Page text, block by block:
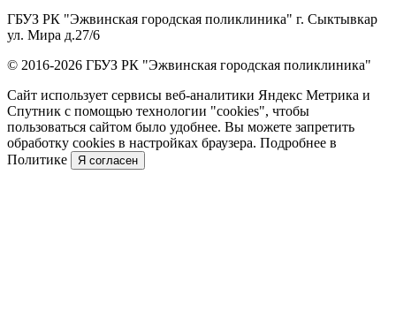
ГБУЗ РК "Эжвинская городская поликлиника" г. Сыктывкар
ул. Мира д.27/6
© 2016-2026 ГБУЗ РК "Эжвинская городская поликлиника"
Сайт использует сервисы веб-аналитики Яндекс Метрика и
Спутник с помощью технологии "cookies", чтобы
пользоваться сайтом было удобнее. Вы можете запретить
обработку cookies в настройках браузера. Подробнее в
Политике
Я согласен